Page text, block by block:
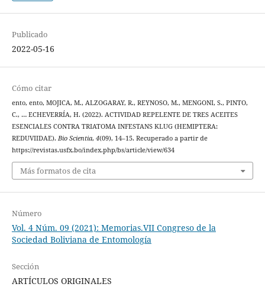
Publicado
2022-05-16
Cómo citar
ento, ento, MOJICA, M., ALZOGARAY, R., REYNOSO, M., MENGONI, S., PINTO,
C., … ECHEVERRÍA, H. (2022). ACTIVIDAD REPELENTE DE TRES ACEITES
ESENCIALES CONTRA TRIATOMA INFESTANS KLUG (HEMIPTERA:
REDUVIIDAE). Bio Scientia, 4(09), 14–15. Recuperado a partir de
https://revistas.usfx.bo/index.php/bs/article/view/634
Más formatos de cita
Número
Vol. 4 Núm. 09 (2021): Memorias.VII Congreso de la
Sociedad Boliviana de Entomología
Sección
ARTÍCULOS ORIGINALES